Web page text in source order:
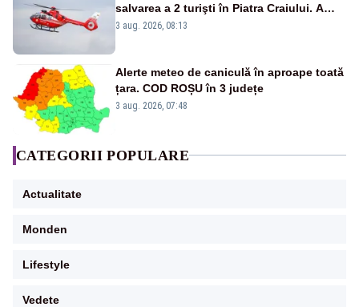
salvarea a 2 turişti în Piatra Craiului. A
fost solicitat elicopterul SMURD
3 aug. 2026, 08:13
Alerte meteo de caniculă în aproape toată
țara. COD ROȘU în 3 județe
3 aug. 2026, 07:48
CATEGORII POPULARE
Actualitate
Monden
Lifestyle
Vedete